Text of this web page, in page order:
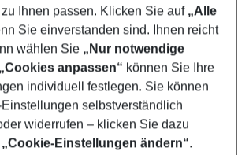
Show more filter
Ihnen passen. Klicken Sie auf „Alle
Sie einverstanden sind. Ihnen reicht
wählen Sie „Nur notwendige
„Cookies anpassen“ können Sie Ihre
individuell festlegen. Sie können
selbstverständlich
widerrufen – klicken Sie dazu
„Cookie-Einstellungen ändern“.